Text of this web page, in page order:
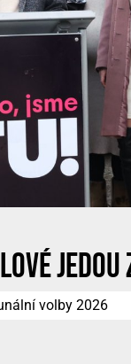
jedou
volby 2026